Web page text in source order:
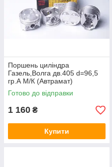
Поршень цилiндра
Газель,Волга дв.405 d=96,5
гр.А М/К (Автрамат)
405.1004014-01-Р
Готово до відправки
1 160 ₴
Купити